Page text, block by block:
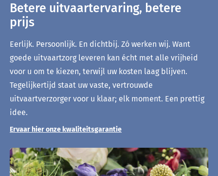
Betere uitvaartervaring, betere
prijs
Eerlijk. Persoonlijk. En dichtbij. Zó werken wij. Want
goede uitvaartzorg leveren kan écht met alle vrijheid
voor u om te kiezen, terwijl uw kosten laag blijven.
Tegelijkertijd staat uw vaste, vertrouwde
uitvaartverzorger voor u klaar; elk moment. Een prettig
idee.
Ervaar hier onze kwaliteitsgarantie